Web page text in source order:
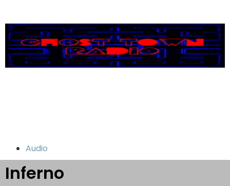
Audio
Inferno